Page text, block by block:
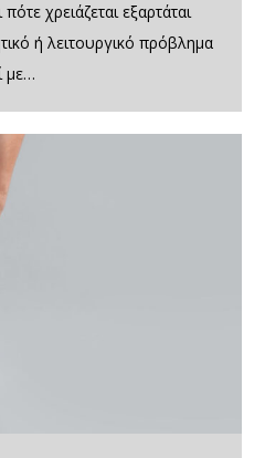
χρειάζεται εξαρτάται
ή λειτουργικό πρόβλημα
με…